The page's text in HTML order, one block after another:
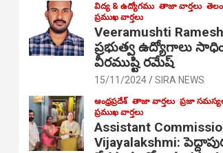
విద్య & ఉద్యోగము తాజా వార్తలు
ప్రముఖ వార్తలు
Veeramushti
ప్రభుత్వ ఉద్యోగాలు
వీరముష్టి రమేష్
15/11/2024 SIRA NEWS
ఆంధ్రప్రదేశ్ తాజా వార్తలు ప్రజా
ప్రముఖ వార్తలు
Assistant
Vijayalakshmi: